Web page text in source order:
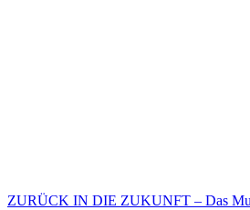
ZURÜCK IN DIE ZUKUNFT – Das